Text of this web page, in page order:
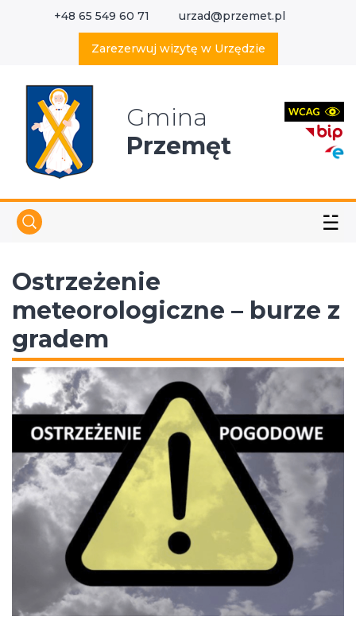
+48 65 549 60 71 urzad@przemet.pl
Zarezerwuj wizytę w Urzędzie
Gmina
Przemęt
☱
Ostrzeżenie
meteorologiczne – burze z
gradem
Wyszukaj w serwisie